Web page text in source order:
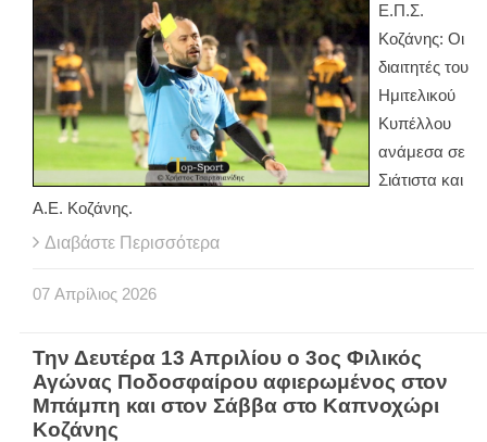
Ε.Π.Σ.
Κοζάνης: Οι
διαιτητές του
Ημιτελικού
Κυπέλλου
ανάμεσα σε
Σιάτιστα και
Α.Ε. Κοζάνης.
Διαβάστε Περισσότερα
07 Απρίλιος 2026
Την Δευτέρα 13 Απριλίου ο 3ος Φιλικός
Αγώνας Ποδοσφαίρου αφιερωμένος στον
Μπάμπη και στον Σάββα στο Καπνοχώρι
Κοζάνης